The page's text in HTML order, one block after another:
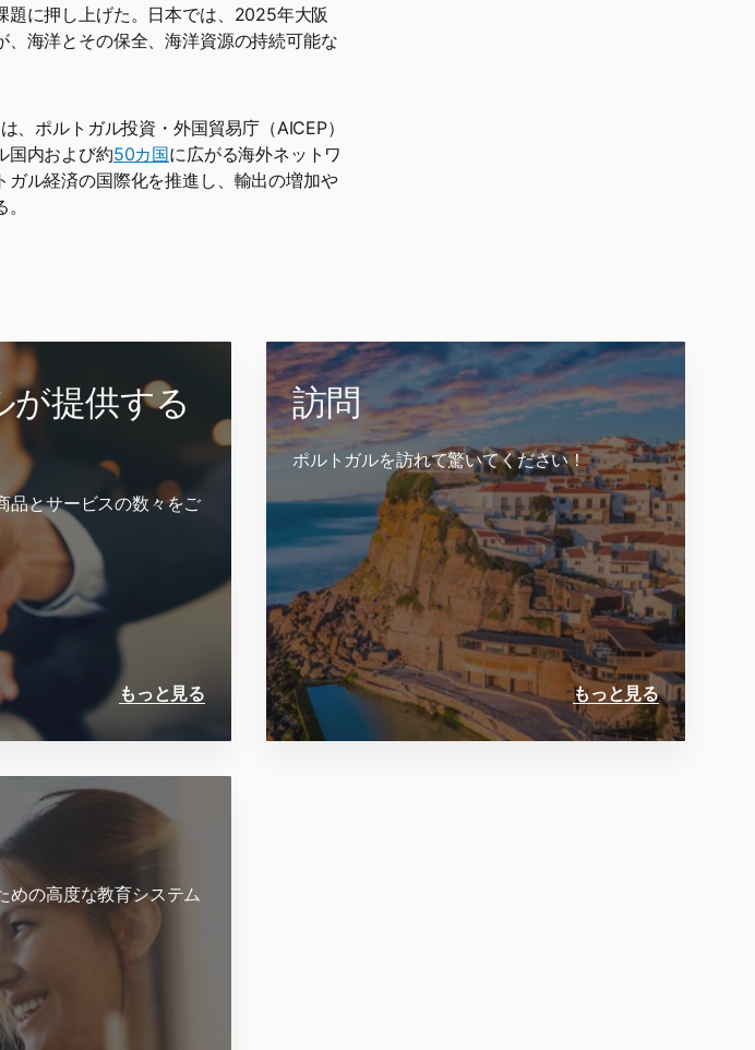
題に押し上げた。日本では、2025年大阪
海洋とその保全、海洋資源の持続可能な
ポルトガル投資・外国貿易庁（AICEP）
国内および約50カ国に広がる海外ネットワ
ル経済の国際化を推進し、輸出の増加や
が提供する
品とサービスの数々をご
もっと見る
訪問
ポルトガルを訪れて驚いてください！
もっと見る
めの高度な教育システム